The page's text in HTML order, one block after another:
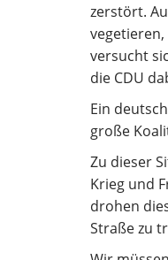
zerstört.
versucht
die CDU
Ein
große
Zu dieser
Krieg und
drohen
Straße zu